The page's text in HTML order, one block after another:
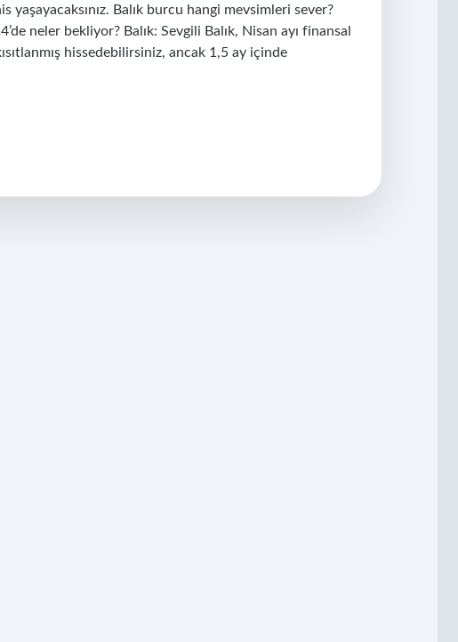
yaşayacaksınız. Balık burcu hangi mevsimleri sever?
neler bekliyor? Balık: Sevgili Balık, Nisan ayı finansal
hissedebilirsiniz, ancak 1,5 ay içinde